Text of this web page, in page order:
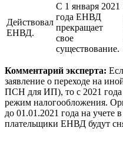
Действовал
ЕНВД.
С 1 января 2021
года ЕНВД
прекращает
свое
существование.
Комментарий эксперта:
заявление о переходе на
ПСН для ИП), то с 2021 года
режим налогообложения.
до 01.01.2021 года на учете
плательщики ЕНВД будут